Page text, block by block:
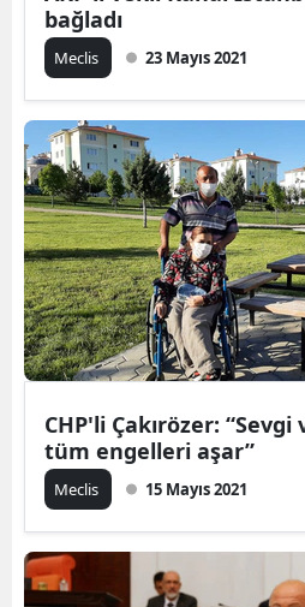
bağladı
Meclis 23 Mayıs 2021
CHP'li Çakırözer: “Sevgi
tüm engelleri aşar”
Meclis 15 Mayıs 2021